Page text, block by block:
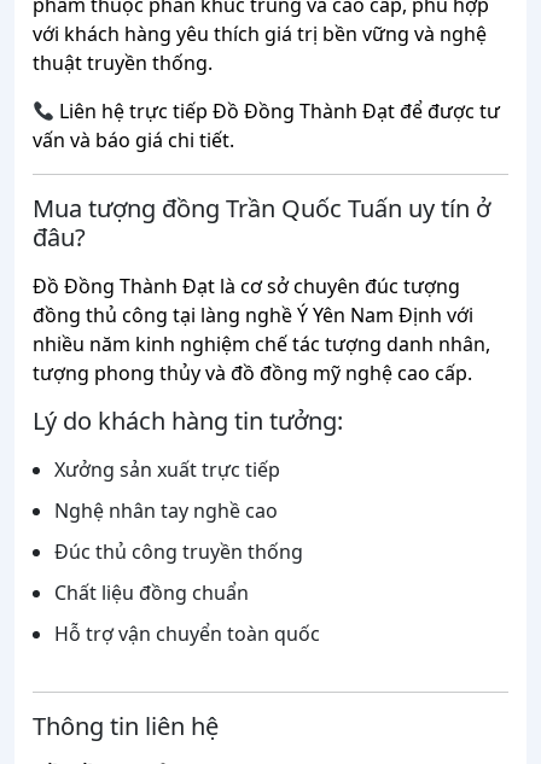
với khách hàng yêu thích giá trị bền vững và nghệ
thuật truyền thống.
Liên hệ trực tiếp Đồ Đồng Thành Đạt để được tư
vấn và báo giá chi tiết.
Mua tượng đồng Trần Quốc Tuấn uy tín ở
đâu?
Đồ Đồng Thành Đạt là cơ sở chuyên đúc tượng
đồng thủ công tại làng nghề Ý Yên Nam Định với
nhiều năm kinh nghiệm chế tác tượng danh nhân,
tượng phong thủy và đồ đồng mỹ nghệ cao cấp.
Lý do khách hàng tin tưởng:
Xưởng sản xuất trực tiếp
Nghệ nhân tay nghề cao
Đúc thủ công truyền thống
Chất liệu đồng chuẩn
Hỗ trợ vận chuyển toàn quốc
Thông tin liên hệ